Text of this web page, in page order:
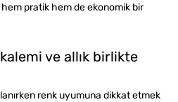
pratik hem de ekonomik bir
ve allık birlikte
renk uyumuna dikkat etmek